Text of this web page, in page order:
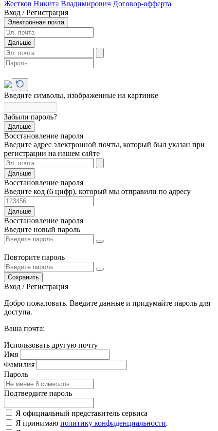
Жестков Никита Владимирович Договор-офферта
Вход / Регистрация
Электронная почта
Дальше
Введите символы, изображенные на картинке
Забыли пароль?
Дальше
Восстановление пароля
Введите адрес электронной почты, который был указан при
регистрации на нашем сайте
Дальше
Восстановление пароля
Введите код (6 цифр), который мы отправили по адресу
Дальше
Восстановление пароля
Введите новый пароль
Повторите пароль
Сохранить
Вход / Регистрация
Добро пожаловать. Введите данные и придумайте пароль для
доступа.
Ваша почта:
Использовать другую почту
Имя
Фамилия
Пароль
Подтвердите пароль
Я официальный представитель сервиса
Я принимаю политику конфиденциальности.